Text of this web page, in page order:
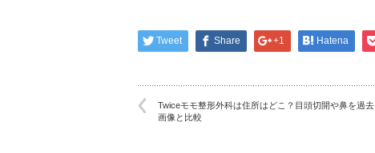
Tweet Share +1 Hatena
Twiceモモ整形外科は住所はどこ？目頭切開や鼻を過去
画像と比較